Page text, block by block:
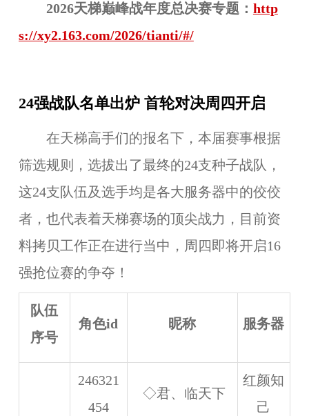
2026天梯巅峰战年度总决赛专题： http
s://xy2.163.com/2026/tianti/#/
24强战队名单出炉 首轮对决周四开启
在天梯高手们的报名下，本届赛事根据
筛选规则，选拔出了最终的24支种子战队，
这24支队伍及选手均是各大服务器中的佼佼
者，也代表着天梯赛场的顶尖战力，目前资
料拷贝工作正在进行当中，周四即将开启16
强抢位赛的争夺！
队伍
序号
角色id 昵称 服务器
246321
454
◇君、临天下
红颜知
己